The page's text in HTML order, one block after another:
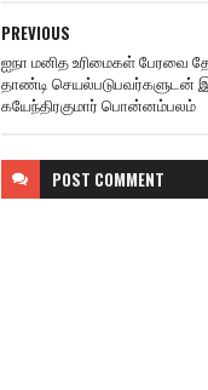
PREVIOUS
ஐநா மனித உரிமைகள் பேரவை
தாண்டி செயல்படுபவர்களுடன்
கயேந்திரகுமார் பொன்னம்பலம்
POST COMMENT